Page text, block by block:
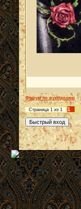
Форум по рукоделию »
Страница 1из 1 1